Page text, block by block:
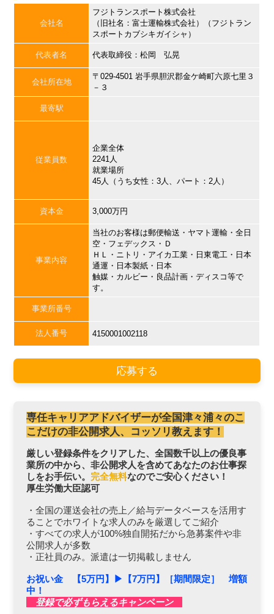
会社名
フジトランスポート株式会社
（旧社名：富士運輸株式会社）（フジトラン
スポートカブシキガイシャ）
代表者名 代表取締役：松岡 弘晃
会社所在地
〒029-4501 岩手県胆沢郡金ケ崎町六原七里３
－３
最寄駅
従業員数
企業全体
2241人
就業場所
45人（うち女性：3人、パート：2人）
資本金 3,000万円
事業内容
当社のお客様は郵便輸送・ヤマト運輸・全日
空・フェデックス・Ｄ
ＨＬ・ニトリ・アイカ工業・日東電工・日本
通運・日本製紙・日本
触媒・カルビー・良品計画・ディスコ等で
す。
事業所番号
法人番号 4150001002118
応募する
専任キャリアアドバイザーが全国津々浦々のこ
こだけの非公開求人、コッソリ教えます！
厳しい登録条件をクリアした、全国数千以上の優良事
業所の中から、非公開求人を含めてあなたのお仕事探
しをお手伝い。 完全無料なのでご安心ください！
厚生労働大臣認可
・全国の運送会社の売上／給与データベースを活用す
ることでホワイトな求人のみを厳選してご紹介
・すべての求人が100%独自開拓だから急募案件や非
公開求人が多数
・正社員のみ。派遣は一切掲載しません
お祝い金 【5万円】▶︎【7万円】［期間限定］ 増額
中！
登録で必ずもらえるキャンペーン